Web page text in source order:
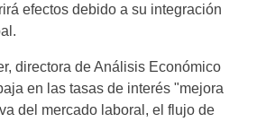
efectos debido a su integración
directora de Análisis Económico
en las tasas de interés "mejora
del mercado laboral, el flujo de